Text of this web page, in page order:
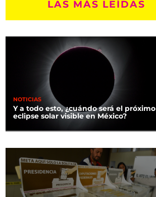
LAS MÁS LEÍDAS
NOTICIAS
Y a todo esto, ¿cuándo será el próximo
eclipse solar visible en México?